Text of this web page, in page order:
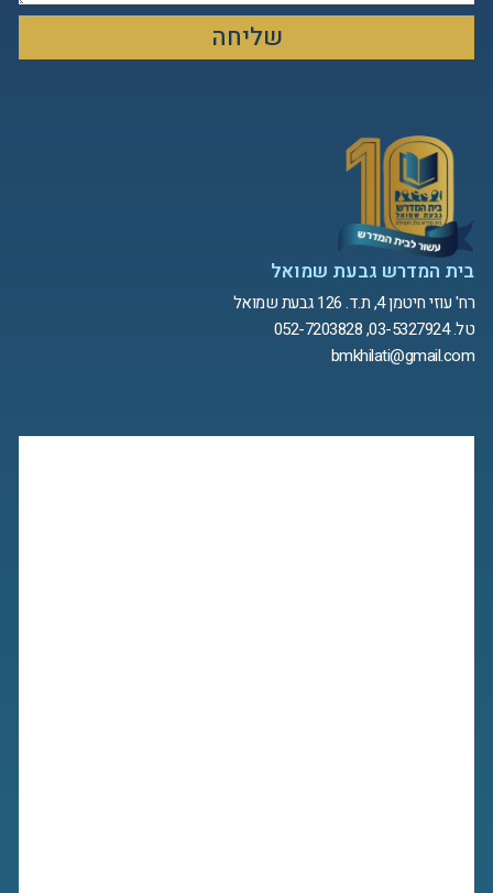
שליחה
בית המדרש גבעת שמואל
רח' עוזי חיטמן 4, ת.ד. 126 גבעת שמואל
טל. 03-5327924, 052-7203828
bmkhilati@gmail.com